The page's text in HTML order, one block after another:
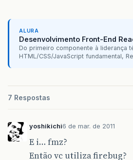
ALURA
Desenvolvimento Front-End
Do primeiro componente à liderança
HTML/CSS/JavaScript fundamental,
7 Respostas
yoshikichi6 de mar. de 2011
E i… fmz?
Então vc utiliza firebug?